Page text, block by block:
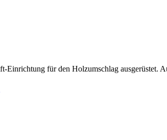
für den Holzumschlag ausgerüstet.